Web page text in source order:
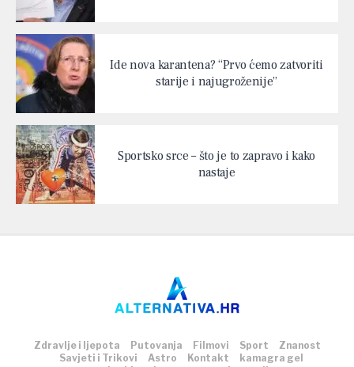
Ide nova karantena? “Prvo ćemo zatvoriti
starije i najugroženije”
Sportsko srce – što je to zapravo i kako
nastaje
Zdravlje i ljepota Putovanja Filmovi Sport
Znanost
Savjeti i Trikovi
Astro Kontakt
kamagra gel